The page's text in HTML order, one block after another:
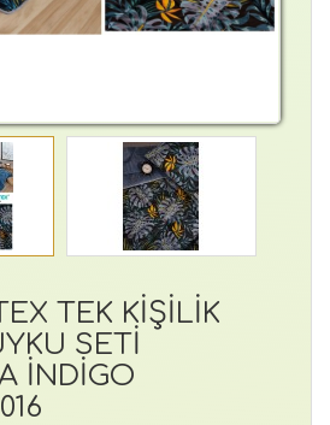
TEK KİŞİLİK
SETİ
İNDİGO